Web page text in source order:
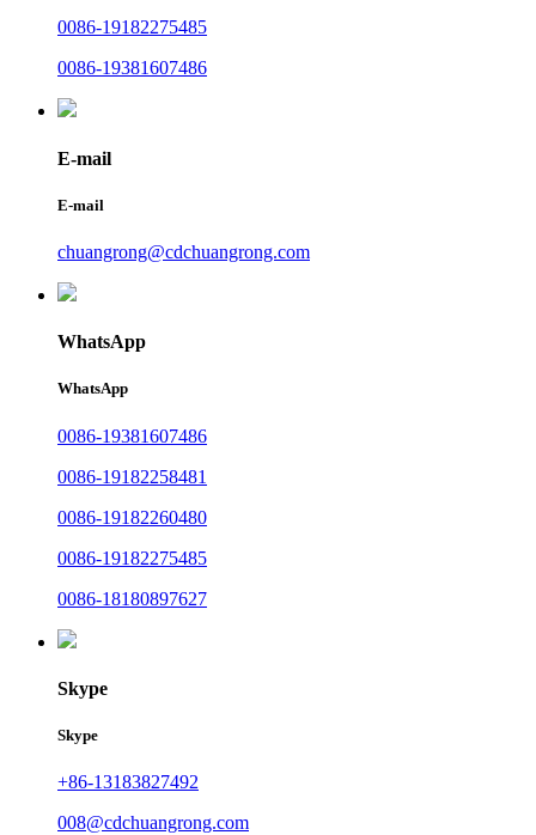
0086-19182275485
0086-19381607486
E-mail
E-mail
chuangrong@cdchuangrong.com
WhatsApp
WhatsApp
0086-19381607486
0086-19182258481
0086-19182260480
0086-19182275485
0086-18180897627
Skype
Skype
+86-13183827492
008@cdchuangrong.com